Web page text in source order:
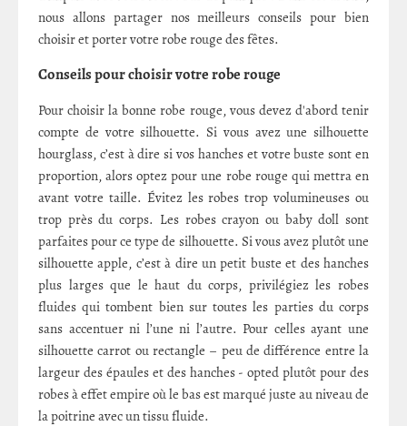
nous allons partager nos meilleurs conseils pour bien
choisir et porter votre robe rouge des fêtes.
Conseils pour choisir votre robe rouge
Pour choisir la bonne robe rouge, vous devez d'abord tenir
compte de votre silhouette. Si vous avez une silhouette
hourglass, c’est à dire si vos hanches et votre buste sont en
proportion, alors optez pour une robe rouge qui mettra en
avant votre taille. Évitez les robes trop volumineuses ou
trop près du corps. Les robes crayon ou baby doll sont
parfaites pour ce type de silhouette. Si vous avez plutôt une
silhouette apple, c’est à dire un petit buste et des hanches
plus larges que le haut du corps, privilégiez les robes
fluides qui tombent bien sur toutes les parties du corps
sans accentuer ni l’une ni l’autre. Pour celles ayant une
silhouette carrot ou rectangle – peu de différence entre la
largeur des épaules et des hanches - opted plutôt pour des
robes à effet empire où le bas est marqué juste au niveau de
la poitrine avec un tissu fluide.